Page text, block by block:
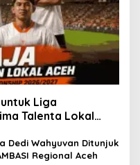
Liga
Talenta Lokal
Dedi Wahyuvan Ditunjuk
Regional Aceh